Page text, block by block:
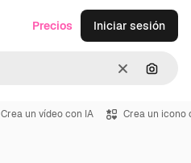
Borrar
Precios Iniciar sesión
Crea un vídeo con IA Crea un icono